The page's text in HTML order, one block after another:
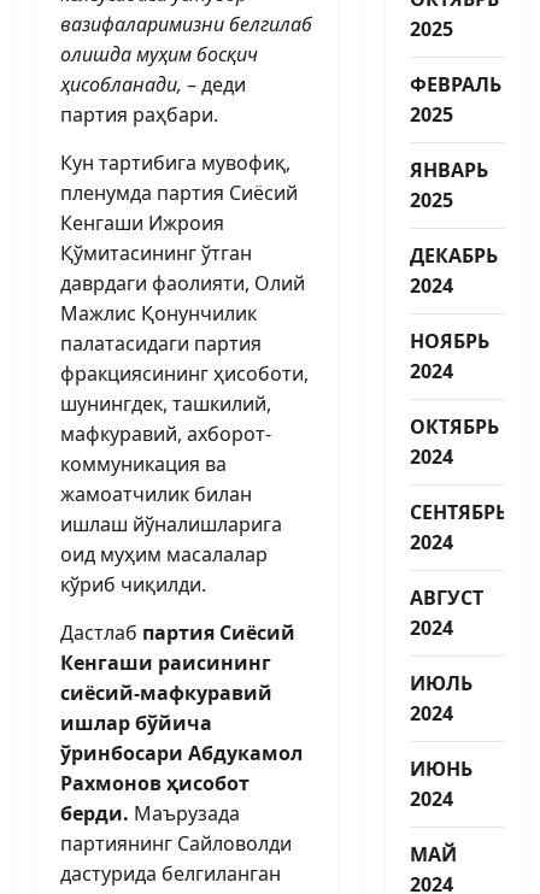
вазифаларимизни белгилаб
олишда муҳим босқич
ҳисобланади, – деди
партия раҳбари.
Кун тартибига мувофиқ,
пленумда партия Сиёсий
Кенгаши Ижроия
Қўмитасининг ўтган
даврдаги фаолияти, Олий
Мажлис Қонунчилик
палатасидаги партия
фракциясининг ҳисоботи,
шунингдек, ташкилий,
мафкуравий, ахборот-
коммуникация ва
жамоатчилик билан
ишлаш йўналишларига
оид муҳим масалалар
кўриб чиқилди.
Дастлаб партия Сиёсий
Кенгаши раисининг
сиёсий-мафкуравий
ишлар бўйича
ўринбосари Абдукамол
Рахмонов ҳисобот
берди. Маърузада
партиянинг Сайловолди
дастурида белгиланган
2025
ФЕВРАЛЬ
2025
ЯНВАРЬ
2025
ДЕКАБРЬ
2024
НОЯБРЬ
2024
ОКТЯБРЬ
2024
СЕНТЯБРЬ
2024
АВГУСТ
2024
ИЮЛЬ
2024
ИЮНЬ
2024
МАЙ
2024